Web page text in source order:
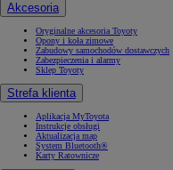
Akcesoria
Oryginalne akcesoria Toyoty
Opony i koła zimowe
Zabudowy samochodów dostawczych
Zabezpieczenia i alarmy
Sklep Toyoty
Strefa klienta
Aplikacja MyToyota
Instrukcje obsługi
Aktualizacja map
System Bluetooth®
Karty Ratownicze